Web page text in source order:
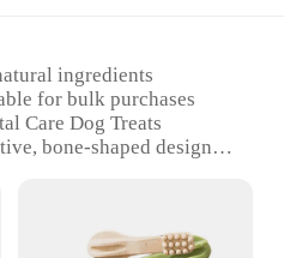
ingredients
for bulk purchases
Care Dog Treats
bone-shaped design
Suitable for dogs of all